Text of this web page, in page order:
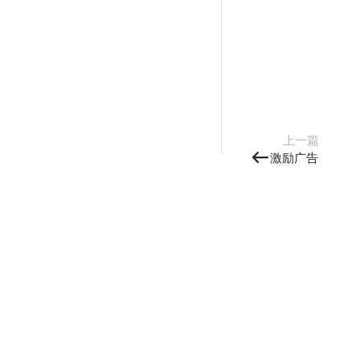
上一篇
激励广告